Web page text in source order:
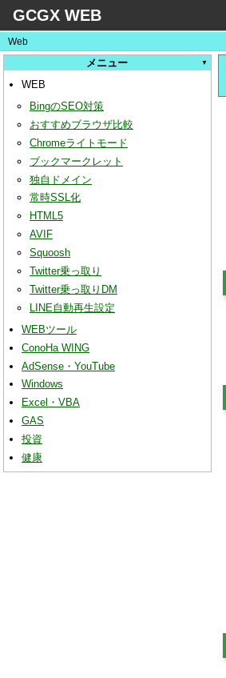
GCGX WEB
Web
メニュー
WEB
BingのSEO対策
おすすめブラウザ比較
Chromeライトモード
ブックマークレット
独自ドメイン
常時SSL化
HTML5
AVIF
Squoosh
Twitter乗っ取り
Twitter乗っ取りDM
LINE自動再生設定
WEBツール
ConoHa WING
AdSense・YouTube
Windows
Excel・VBA
GAS
投資
健康